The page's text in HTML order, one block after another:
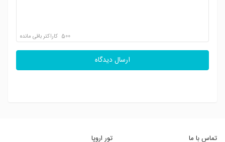
500 کاراکتر باقی مانده
ارسال دیدگاه
تماس با ما
تور اروپا